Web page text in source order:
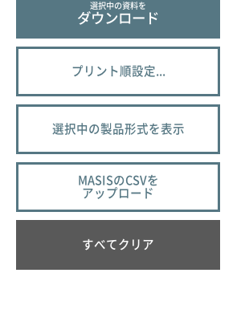
選択中の資料を
ダウンロード
プリント順設定...
選択中の製品形式を表示
MASISのCSVを
アップロード
すべてクリア